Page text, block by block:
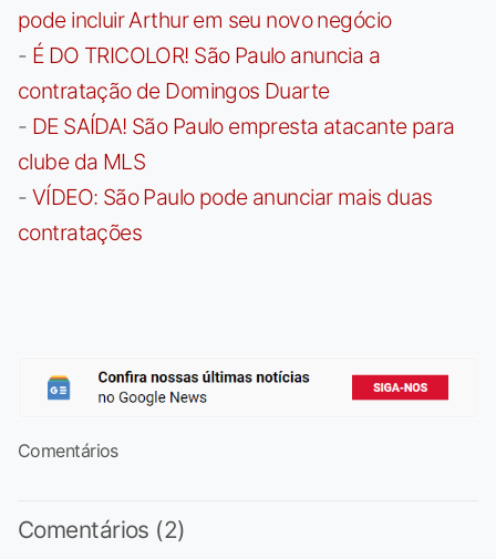
pode incluir Arthur em seu novo negócio
- É DO TRICOLOR! São Paulo anuncia a
contratação de Domingos Duarte
- DE SAÍDA! São Paulo empresta atacante para
clube da MLS
- VÍDEO: São Paulo pode anunciar mais duas
contratações
Comentários
Comentários (2)